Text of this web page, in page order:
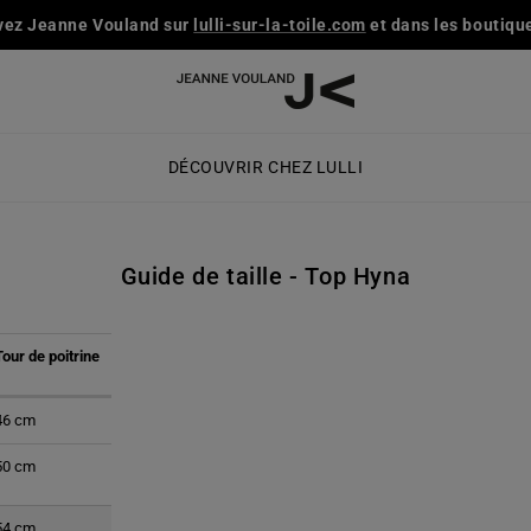
Jeanne Vouland sur lulli-sur-la-toile.com et dans les
DÉCOUVRIR CHEZ LULLI
Guide de taille - Top Hyna
de poitrine
cm
cm